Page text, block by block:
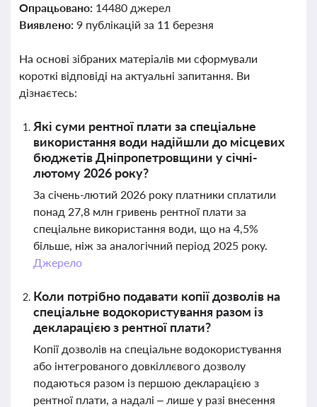
Опрацьовано: 14480 джерел
Виявлено: 9 публікацій за 11 березня
На основі зібраних матеріалів ми сформували
короткі відповіді на актуальні запитання. Ви
дізнаєтесь:
Які суми рентної плати за спеціальне
використання води надійшли до місцевих
бюджетів Дніпропетровщини у січні-
лютому 2026 року?
За січень-лютий 2026 року платники сплатили
понад 27,8 млн гривень рентної плати за
спеціальне використання води, що на 4,5%
більше, ніж за аналогічний період 2025 року.
Джерело
Коли потрібно подавати копії дозволів на
спеціальне водокористування разом із
декларацією з рентної плати?
Копії дозволів на спеціальне водокористування
або інтегрованого довкіллєвого дозволу
подаються разом із першою декларацією з
рентної плати, а надалі – лише у разі внесення